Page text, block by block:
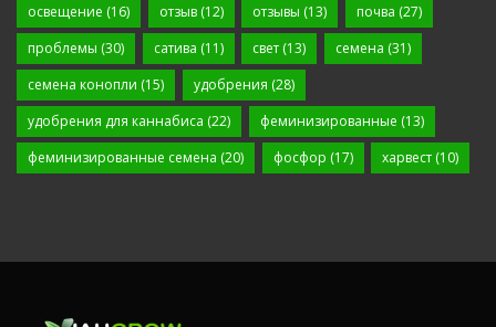
освещение (16) отзыв(12) отзывы (13) почва (27)
проблемы (30) сатива (11) свет (13) семена (31)
семена конопли (15) удобрения (28)
удобрения для каннабиса (22) феминизированные (13)
феминизированные семена (20) фосфор (17) харвест (10)